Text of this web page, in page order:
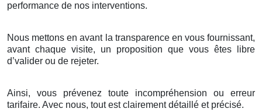
performance de nos interventions.
Nous mettons en avant la transparence en vous fournissant,
avant chaque visite, un proposition que vous êtes libre
d’valider ou de rejeter.
Ainsi, vous prévenez toute incompréhension ou erreur
tarifaire. Avec nous, tout est clairement détaillé et précisé.